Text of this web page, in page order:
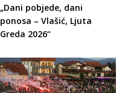
„Dani pobjede, dani
ponosa – Vlašić, Ljuta
Greda 2026“